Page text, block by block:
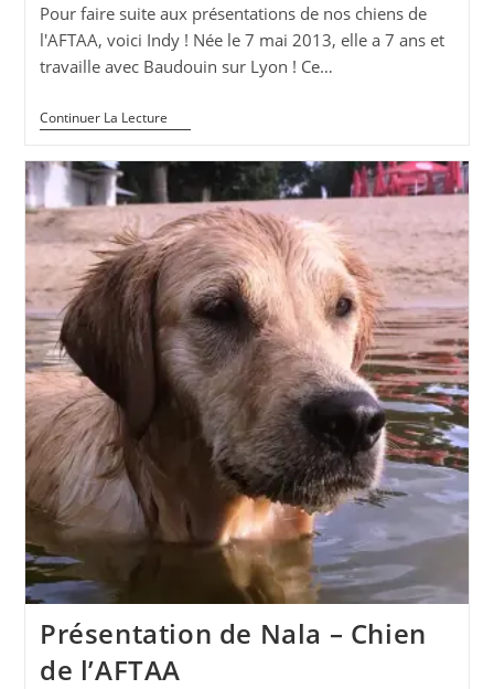
Pour faire suite aux présentations de nos chiens de
l'AFTAA, voici Indy ! Née le 7 mai 2013, elle a 7 ans et
travaille avec Baudouin sur Lyon ! Ce…
Continuer La LecturePrésentation
De
–
Chien
De
L’AFTAA
Présentation de Nala – Chien
de l’AFTAA